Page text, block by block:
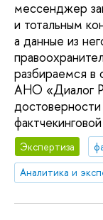
мессенджер
и тотальным
а данные из
разбираемся
АНО «Диалог
Экспертиза
Аналитика и